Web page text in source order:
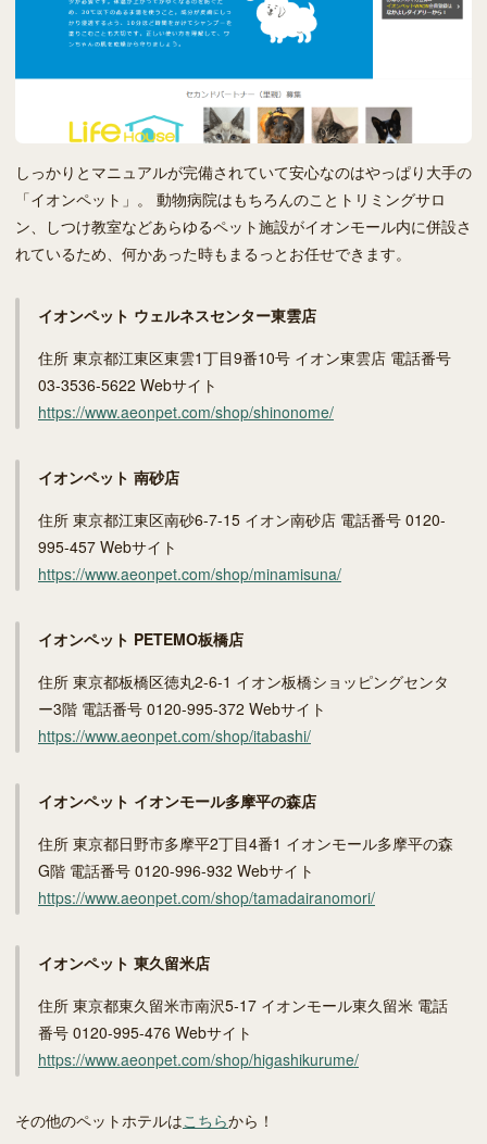
しっかりとマニュアルが完備されていて安心なのはやっぱり大手の
「イオンペット」。 動物病院はもちろんのことトリミングサロ
ン、しつけ教室などあらゆるペット施設がイオンモール内に併設さ
れているため、何かあった時もまるっとお任せできます。
イオンペット ウェルネスセンター東雲店
住所 東京都江東区東雲1丁目9番10号 イオン東雲店 電話番号
03-3536-5622 Webサイト
https://www.aeonpet.com/shop/shinonome/
イオンペット 南砂店
住所 東京都江東区南砂6-7-15 イオン南砂店 電話番号 0120-
995-457 Webサイト
https://www.aeonpet.com/shop/minamisuna/
イオンペット PETEMO板橋店
住所 東京都板橋区徳丸2-6-1 イオン板橋ショッピングセンタ
ー3階 電話番号 0120-995-372 Webサイト
https://www.aeonpet.com/shop/itabashi/
イオンペット イオンモール多摩平の森店
住所 東京都日野市多摩平2丁目4番1 イオンモール多摩平の森
G階 電話番号 0120-996-932 Webサイト
https://www.aeonpet.com/shop/tamadairanomori/
イオンペット 東久留米店
住所 東京都東久留米市南沢5‐17 イオンモール東久留米 電話
番号 0120-995-476 Webサイト
https://www.aeonpet.com/shop/higashikurume/
その他のペットホテルはこちらから！